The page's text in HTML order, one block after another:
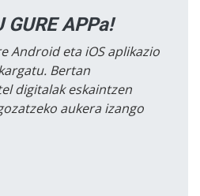
GURE APPa!
Android eta iOS aplikazio
Bertan
digitalak eskaintzen
aukera izango